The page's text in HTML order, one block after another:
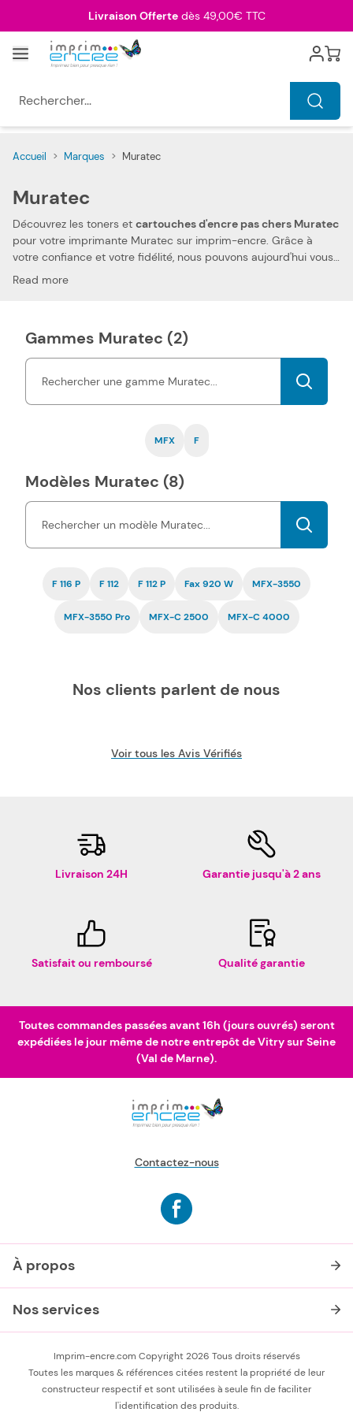
Livraison Offertedès 49,00€ TTC
Menu Cart
Accueil > Marques > Muratec
Muratec
Découvrez les toners et cartouches d'encre pas chers Muratec
pour votre imprimante Muratec sur imprim-encre. Grâce à
votre confiance et votre fidélité, nous pouvons aujourd'hui vous
offrir
très économiques. La compatibilité de nos toners et
cartouches d'encre Muratec pas chers est garantiepar une
Read more
Gammes Muratec (2)
MFX F
Modèles Muratec (8)
F 116 P F 112 F 112 P Fax 920 W MFX-3550
MFX-3550 Pro MFX-C 2500 MFX-C 4000
Nos clients parlent de nous
Voir tous les Avis Vérifiés
Livraison 24H Garantie jusqu'à 2 ans
Satisfait ou remboursé Qualité garantie
Toutes commandes passées avant 16h (jours ouvrés) seront
expédiées le jour même de notre entrepôt de Vitry sur Seine
(Val de Marne).
Contactez-nous
À propos
Nos services
Imprim-encre.com Copyright 2026 Tous droits réservés
Toutes les marques & références citées restent la propriété de leur
constructeur respectif et sont utilisées à seule fin de faciliter
l'identification des produits.